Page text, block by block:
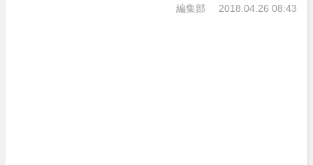
編集部 2018.04.26 08:43